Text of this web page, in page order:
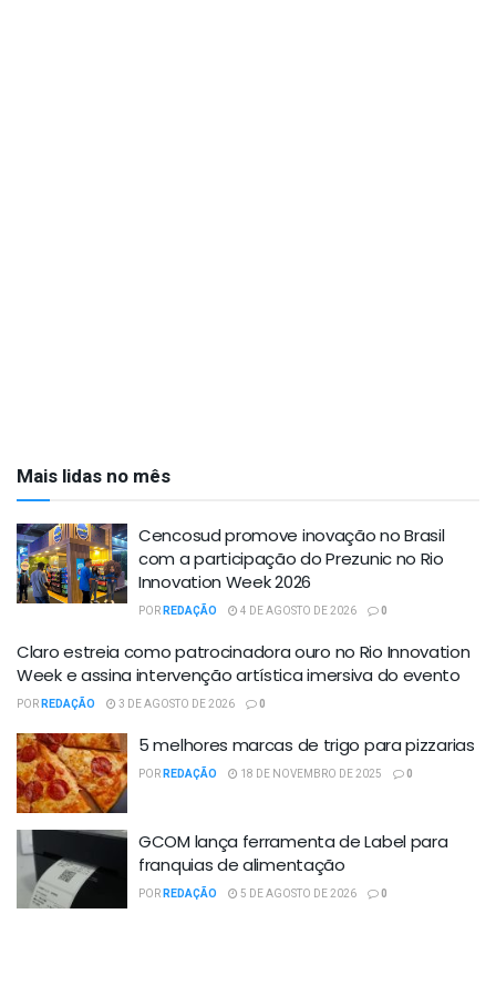
Mais lidas no mês
Cencosud promove inovação no Brasil
com a participação do Prezunic no Rio
Innovation Week 2026
PORREDAÇÃO 4 DE AGOSTO DE 2026 0
Claro estreia como patrocinadora ouro no Rio Innovation
Week e assina intervenção artística imersiva do evento
PORREDAÇÃO 3 DE AGOSTO DE 2026 0
5 melhores marcas de trigo para pizzarias
PORREDAÇÃO 18 DE NOVEMBRO DE 2025 0
GCOM lança ferramenta de Label para
franquias de alimentação
PORREDAÇÃO 5 DE AGOSTO DE 2026 0